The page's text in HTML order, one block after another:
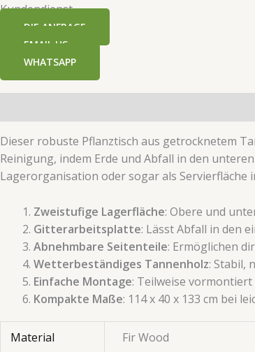
​​Kundendienst​​
​​DIE ANFRAGE​​
EMAIL US
WHATSAPP
Dieser robuste Pflanztisch aus getrocknetem
Reinigung, indem Erde und Abfall in den
Lagerorganisation oder sogar als Servierfläche
​Zweistufige Lagerfläche​​: Obere und
​Gitterarbeitsplatte​​: Lässt Abfall in den
​Abnehmbare Seitenteile​​: Ermöglichen
​Wetterbeständiges Tannenholz​​: Stabil,
​Einfache Montage​​: Teilweise
​Kompakte Maße​​: 114 x 40 x 133 cm bei
Material Fir Wood